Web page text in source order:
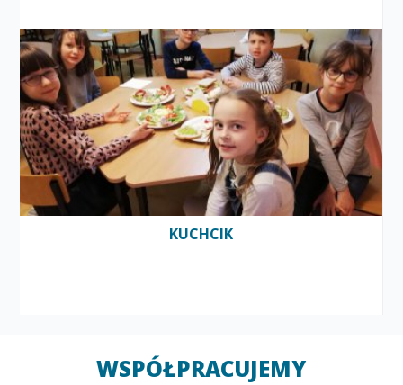
KUCHCIK
WSPÓŁPRACUJEMY